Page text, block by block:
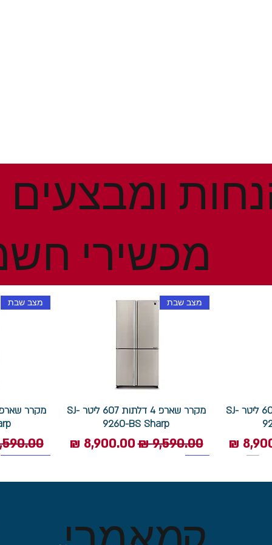
מקרר שארפ 4 דלתות 607 ליטר SJ-
מבצע
מצב שבת
מקרר שארפ 4 דלתות 607 ליטר SJ-
9260-BS Sharp
מחיר רגיל‏9,590.00 ‏₪ מחיר מבצע
מצב שבת
מחיר‏9,590.00 ‏₪
מכשירי